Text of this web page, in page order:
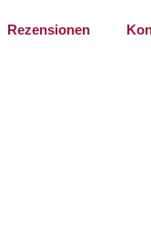
Rezensionen